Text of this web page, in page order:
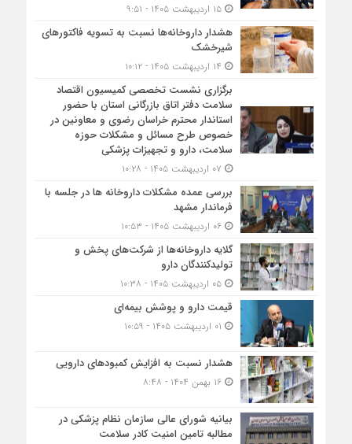
۱۵ اردیبهشت ۱۴۰۵ - ۹:۵۱
هشدار داروخانه‌ها نسبت به تسویه فاکتورهای
شیرخشک
برگزاری نشست تخصصی کمیسیون اقتصاد
سلامت دفتر اتاق بازرگانی استان با حضور
استاندار محترم خراسان رضوی و معاونین در
خصوص طرح مسائل و مشکلات حوزه
سلامت، دارو و تجهیزات پزشکی
بررسی عمده مشکلات داروخانه ها در جلسه با
فرماندار مشهد
۰۶ اردیبهشت ۱۴۰۵ - ۱۰:۵۳
گلایه داروخانه‌ها از شرکت‌های پخش و
تولیدکنندگان دارو
۰۵ اردیبهشت ۱۴۰۵ - ۱۰:۳۸
قیمت دارو و پوشش بیمه‌ای
هشدار نسبت به افزایش کمبودهای دارویی
۱۶ بهمن ۱۴۰۴ - ۸:۴۸
بیانیه شورای عالی سازمان نظام پزشکی در
مطالبه تامین امنیت کادر سلامت